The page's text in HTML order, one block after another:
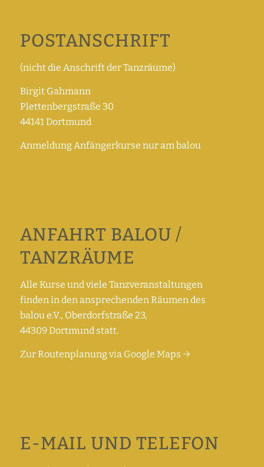
POSTANSCHRIFT
(nicht die Anschrift der Tanzräume)
Birgit Gahmann
Plettenbergstraße 30
44141 Dortmund
Anmeldung Anfängerkurse nur am balou
ANFAHRT BALOU /
TANZRÄUME
Alle Kurse und viele Tanzveranstaltungen
finden in den ansprechenden Räumen des
balou e.V., Oberdorfstraße 23,
44309 Dortmund statt.
Zur Routenplanung via Google Maps →
E-MAIL UND TELEFON